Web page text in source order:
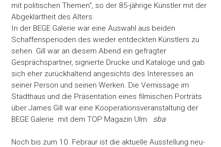
mit politischen Themen“, so der 85-jährige Künstler mit der
Abgeklärtheit des Alters.
In der BEGE Galerie war eine Auswahl aus beiden
Schaffensperioden des wieder entdeckten Künstlers zu
sehen. Gill war an diesem Abend ein gefragter
Gesprächspartner, signierte Drucke und Kataloge und gab
sich eher zurückhaltend angesichts des Interesses an
seiner Person und seinen Werken. Die Vernissage im
Stadthaus und die Präsentation eines filmischen Porträts
über James Gill war eine Kooperationsveranstaltung der
BEGE Galerie mit dem TOP Magazin Ulm. sba
Noch bis zum 10. Febraur ist die aktuelle Ausstellung neu-